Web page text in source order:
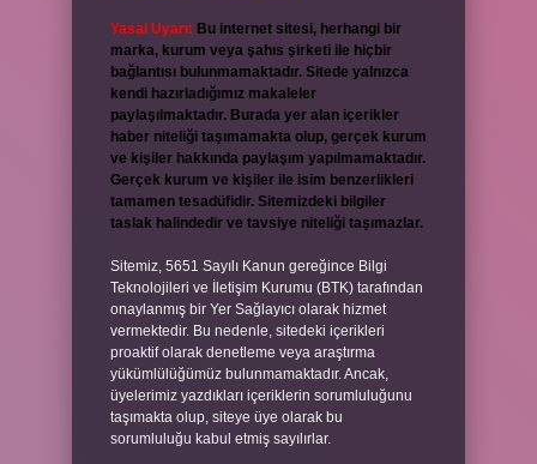
Yasal Uyarı: Bu internet sitesi, herhangi bir
marka, kurum veya şahıs şirketi ile hiçbir
bağlantısı bulunmamaktadır. Sitede yalnızca
kendi hazırladığımız makaleler
paylaşılmaktadır. Burada yer alan içerikler
haber niteliği taşımamakta olup, gerçek kurum
ve kişiler hakkında paylaşım yapılmamaktadır.
Gerçek kurum ve kişiler ile isim benzerlikleri
tamamen tesadüfidir. Sitemizdeki bilgiler
taslak halindedir ve tavsiye niteliği taşımazlar.
Sitemiz, 5651 Sayılı Kanun gereğince Bilgi
Teknolojileri ve İletişim Kurumu (BTK) tarafından
onaylanmış bir Yer Sağlayıcı olarak hizmet
vermektedir. Bu nedenle, sitedeki içerikleri
proaktif olarak denetleme veya araştırma
yükümlülüğümüz bulunmamaktadır. Ancak,
üyelerimiz yazdıkları içeriklerin sorumluluğunu
taşımakta olup, siteye üye olarak bu
sorumluluğu kabul etmiş sayılırlar.